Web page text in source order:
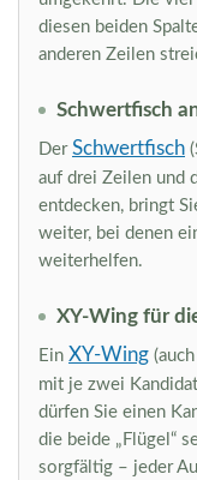
diesen beiden
anderen Zeilen
Schwertfisch
Der Schwertfisch
auf drei Zeilen und
entdecken, bringt
weiter, bei denen
weiterhelfen.
XY-Wing für
Ein XY-Wing
mit je zwei
dürfen Sie einen
die beide „Flügel“
sorgfältig – jeder